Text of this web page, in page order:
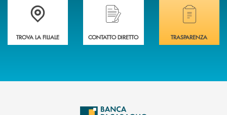
Accedi all' elenco completo delle filiali di Banca di Caraglio.
TROVA LA FILIALE
Hai bisogno di assistenza immediata?
CONTATTO DIRETTO
Hai bisogno di
TRASPARENZA